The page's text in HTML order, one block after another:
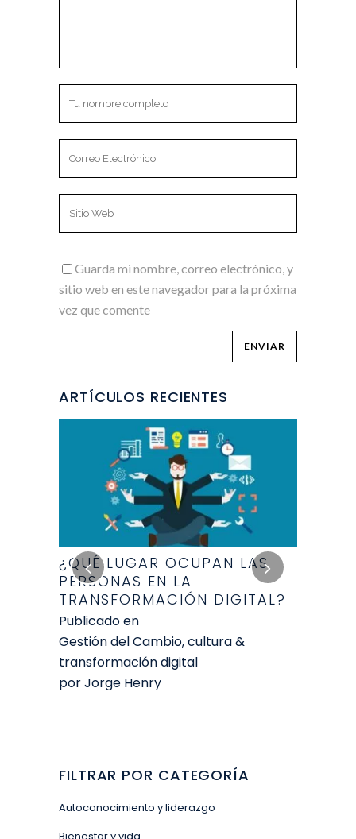
Guarda mi nombre, correo electrónico, y
sitio web en este navegador para la próxima
vez que comente
ARTÍCULOS RECIENTES
¿QUÉ LUGAR OCUPAN LAS
PERSONAS EN LA
TRANSFORMACIÓN DIGITAL?
Publicado en
Gestión del Cambio, cultura &
transformación digital
porJorge Henry
FILTRAR POR CATEGORÍA
Autoconocimiento y liderazgo